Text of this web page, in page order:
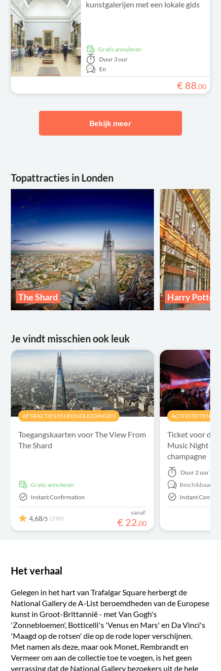
kunstgalerijen met een lokale gids
Gratis annuleren
Duur 3 uur
En
€ 88,00
Bekijk meer
Topattracties in Londen
The Shard Harry Potter
Je vindt misschien ook leuk
ATTRACTIES EN RONDLEIDINGEN
Toegangskaarten voor The View From
The Shard
Gratis annuleren
Instant Confirmation
4,68/5 (290)
vanaf:
€ 22,00
ACTIVITEITEN
Ticket voor de
Music Night
champagne
Duur 2 uur
Beschikbaar in:
Instant
Het verhaal
Gelegen in het hart van Trafalgar Square herbergt de
National Gallery de A-List beroemdheden van de Europese
kunst in Groot-Brittannië - met Van Gogh's
'Zonnebloemen', Botticelli's 'Venus en Mars' en Da Vinci's
'Maagd op de rotsen' die op de rode loper verschijnen.
Met namen als deze, maar ook Monet, Rembrandt en
Vermeer om aan de collectie toe te voegen, is het geen
verrassing dat de National Gallery bezoekers uit de hele